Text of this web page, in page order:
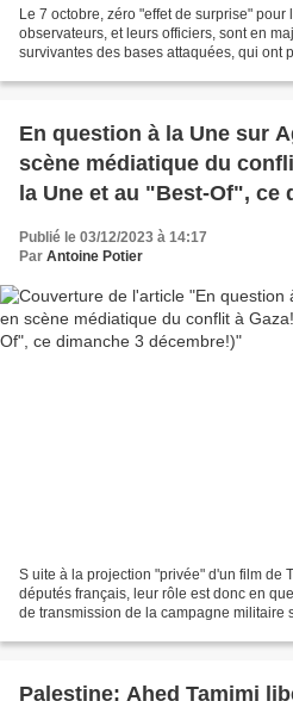
Le 7 octobre, zéro "effet de surprise"
observateurs, et leurs officiers, sont en
survivantes des bases attaquées, qui ont
En question à la Une sur
scène médiatique du
la Une et au "Best-Of", ce
Publié le 03/12/2023 à 14:17
Par Antoine Potier
S uite à la projection "privée" d'un film de
députés français, leur rôle est donc en
de transmission de la campagne militaire
Palestine: Ahed Tamimi